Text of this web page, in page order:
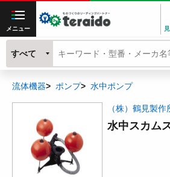
メニュー
すべて
流体機器 ポンプ 水中ポンプ
（株）鶴見製作
水中スカム